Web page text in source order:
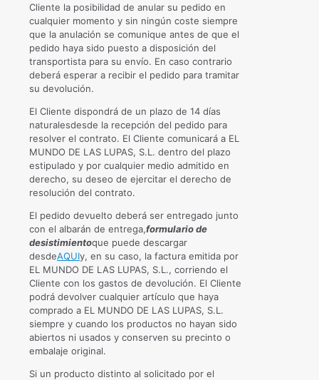
Cliente la posibilidad de anular su pedido en
cualquier momento y sin ningún coste siempre
que la anulación se comunique antes de que el
pedido haya sido puesto a disposición del
transportista para su envío. En caso contrario
deberá esperar a recibir el pedido para tramitar
su devolución.
El Cliente dispondrá de un plazo de 14 días
naturalesdesde la recepción del pedido para
resolver el contrato. El Cliente comunicará a EL
MUNDO DE LAS LUPAS, S.L. dentro del plazo
estipulado y por cualquier medio admitido en
derecho, su deseo de ejercitar el derecho de
resolución del contrato.
El pedido devuelto deberá ser entregado junto
con el albarán de entrega,formulario de
desistimientoque puede descargar
desdeAQUIy, en su caso, la factura emitida por
EL MUNDO DE LAS LUPAS, S.L., corriendo el
Cliente con los gastos de devolución. El Cliente
podrá devolver cualquier artículo que haya
comprado a EL MUNDO DE LAS LUPAS, S.L.
siempre y cuando los productos no hayan sido
abiertos ni usados y conserven su precinto o
embalaje original.
Si un producto distinto al solicitado por el